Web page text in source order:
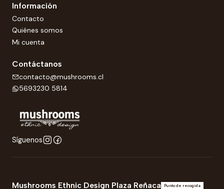
Información
Contacto
Quiénes somos
Mi cuenta
Contáctanos
contacto@mushrooms.cl
5693230 5814
Síguenos
Mushrooms Ethnic Design Plaza Reñaca Punto de recogida